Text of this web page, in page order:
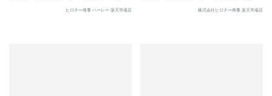
ヒロチー商事 ハーレー 楽天市場店 株式会社ヒロチー商事 楽天市場店